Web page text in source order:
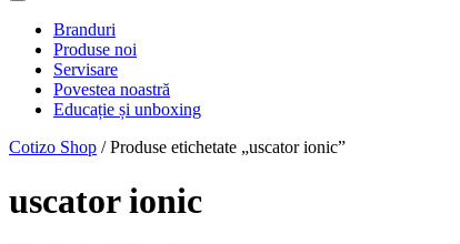
Branduri
Produse noi
Servisare
Povestea noastră
Educație și unboxing
Cotizo Shop / Produse etichetate „uscator ionic”
uscator ionic